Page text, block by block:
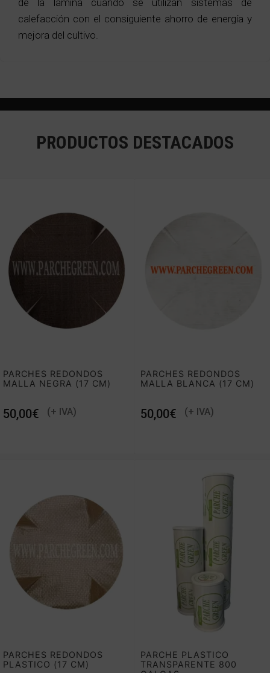
calefacción con el consiguiente ahorro de energía y
mejora del cultivo.
PRODUCTOS DESTACADOS
PARCHES REDONDOS
MALLA NEGRA (17 CM)
€
PARCHES REDONDOS
MALLA BLANCA (17 CM)
€
PARCHES REDONDOS
PLASTICO (17 CM)
PARCHE PLASTICO
TRANSPARENTE 800